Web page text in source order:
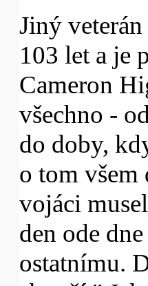
Jiný
103 let a je
Cameron
všechno -
do doby,
o tom všem
vojáci
den ode
ostatnímu.